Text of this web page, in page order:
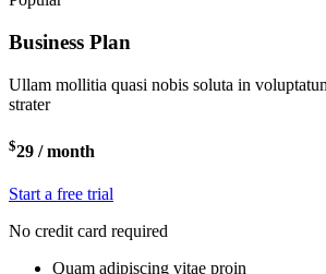
Business Plan
Ullam mollitia quasi nobis soluta in
strater
$29 / month
Start a free trial
No credit card required
Quam adipiscing vitae proin